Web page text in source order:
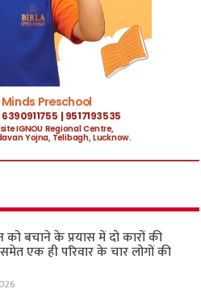
को बचाने के प्रयास में दो कारों की
एक ही परिवार के चार लोगों की